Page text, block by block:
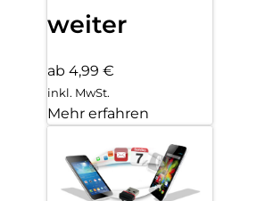
weiter
ab 4,99 €
inkl. MwSt.
Mehr erfahren